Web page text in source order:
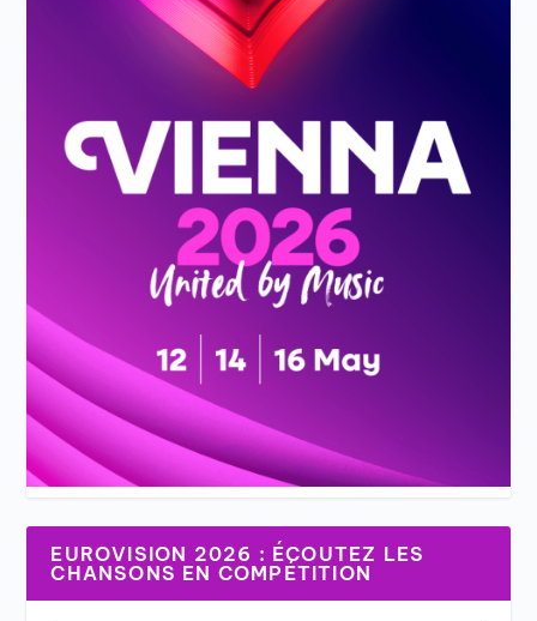
EUROVISION 2026 : ÉCOUTEZ LES
CHANSONS EN COMPÉTITION